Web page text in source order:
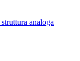
analoga